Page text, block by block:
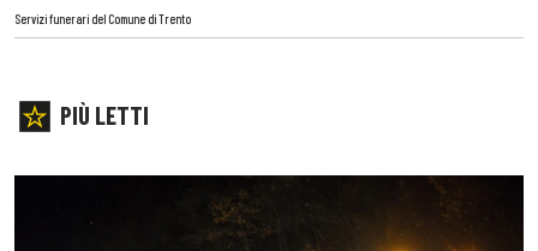
Servizi funerari del Comune di Trento
PIÙ LETTI